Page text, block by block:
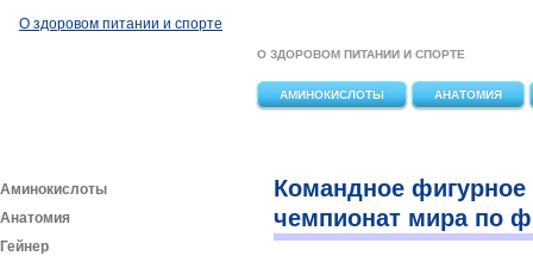
О здоровом питании и спорте
О ЗДОРОВОМ ПИТАНИИ И СПОРТЕ
АМИНОКИСЛОТЫ АНАТОМИЯ
Аминокислоты
Анатомия
Гейнер
Командное
чемпионат мира по